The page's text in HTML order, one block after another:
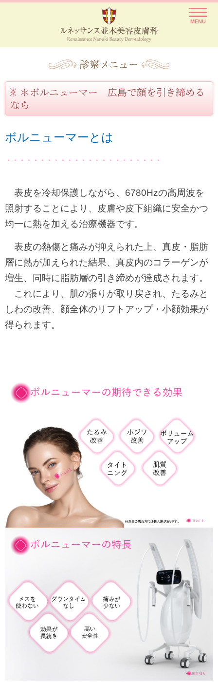
ルネッサンス並木美容皮膚科
レーザー脱毛や医療脱毛を痛いと思っていませんか？
診察メニュー
＊ボルニューマー 広島で顔を引き締める
なら
ボルニューマーとは
・・・・・・・・・・・・・・・・・・・・・・・
表皮を冷却保護しながら、6780Hzの高周波を
照射することにより、皮膚や皮下組織に安全かつ
均一に熱を加える治療機器です。
表皮の熱傷と痛みが抑えられた上、真皮・脂肪
層に熱が加えられた結果、真皮内のコラーゲンが
増生、同時に脂肪層の引き締めが達成されます。
これにより、肌の張りが取り戻され、たるみと
しわの改善、顔全体のリフトアップ・小顔効果が
得られます。
MENU